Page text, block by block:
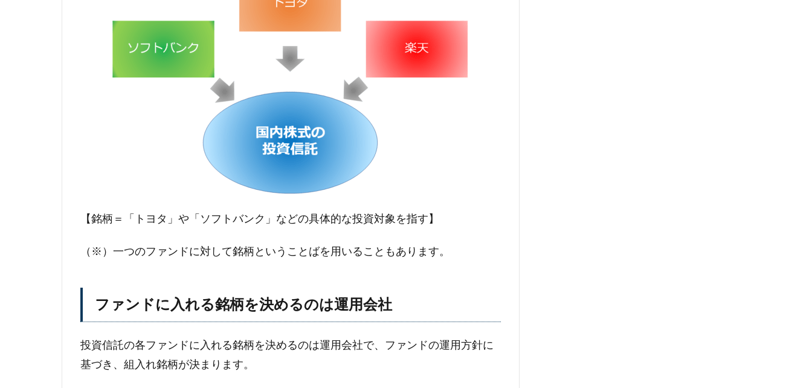
【銘柄＝「トヨタ」や「ソフトバンク」などの具体的な投資対象を指す】
（※）一つのファンドに対して銘柄ということばを用いることもあります。
ファンドに入れる銘柄を決めるのは運用会社
投資信託の各ファンドに入れる銘柄を決めるのは運用会社で、ファンドの運用方針に
基づき、組入れ銘柄が決まります。